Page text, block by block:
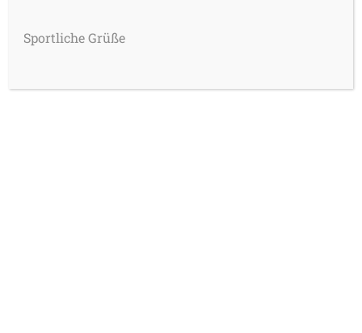
Sportliche Grüße